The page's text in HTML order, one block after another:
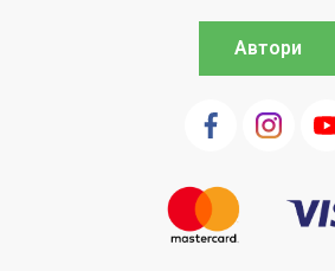
Автори